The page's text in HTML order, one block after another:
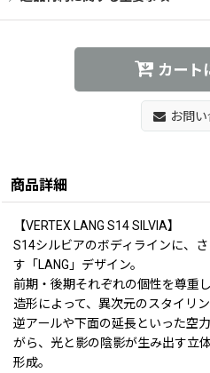
カート
お問
商品詳細
【VERTEX LANG S14 SILVIA】
S14シルビアのボディラインに、
す「LANG」デザイン。
前期・後期それぞれの個性を尊重
造形によって、異次元のスタイリン
逆アールや下面の延長といった空
がら、光と影の陰影が生み出す立
形成。